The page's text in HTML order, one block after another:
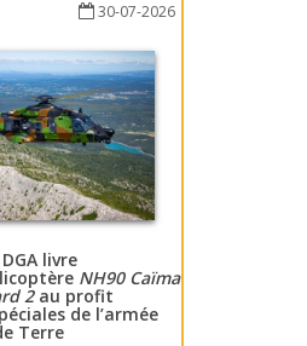
30-07-2026
livre
NH90 Caïman
2au profit
de l’armée
Terre